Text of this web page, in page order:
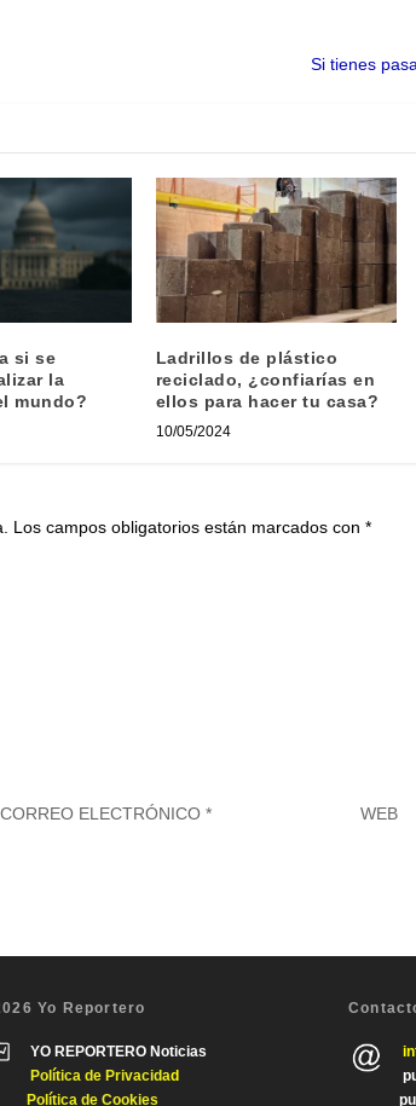
Si tienes
si se
la
mundo?
Ladrillos de plástico
reciclado, ¿confiarías en
ellos para hacer tu casa?
10/05/2024
Los campos obligatorios están marcados con*
Yo Reportero
YO REPORTERO Noticias
Política de Privacidad
Política de Cookies